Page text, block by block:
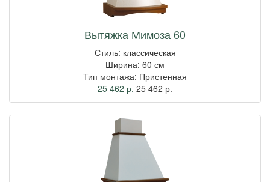
Вытяжка Мимоза 60
Стиль: классическая
Ширина: 60 см
Тип монтажа: Пристенная
25 462 р. 25 462 р.